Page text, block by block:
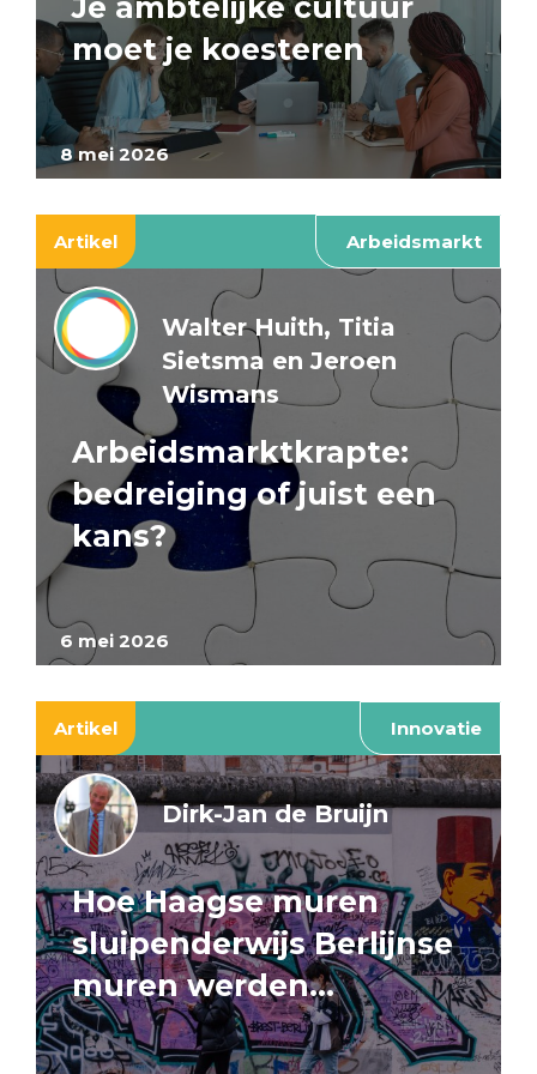
8 mei 2026
Je ambtelijke cultuur
moet je koesteren
Artikel Arbeidsmarkt
6 mei 2026
Walter Huith, Titia
Sietsma en Jeroen
Wismans
Arbeidsmarktkrapte:
bedreiging of juist een
kans?
Artikel Innovatie
Dirk-Jan de Bruijn
Hoe Haagse muren
sluipenderwijs Berlijnse
muren werden…